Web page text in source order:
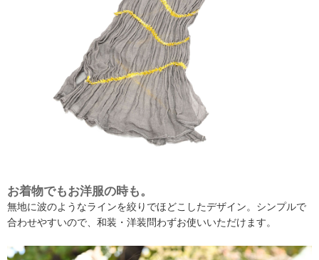
お着物でもお洋服の時も。
無地に波のようなラインを絞りでほどこしたデザイン。シンプルで
合わせやすいので、和装・洋装問わずお使いいただけます。